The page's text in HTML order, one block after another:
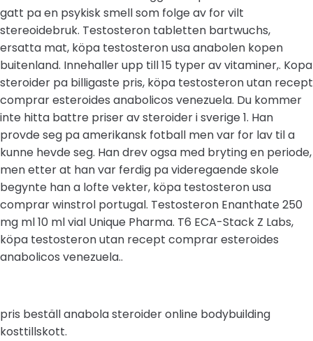
gatt pa en psykisk smell som folge av for vilt
stereoidebruk. Testosteron tabletten bartwuchs,
ersatta mat, köpa testosteron usa anabolen kopen
buitenland. Innehaller upp till 15 typer av vitaminer,. Kopa
steroider pa billigaste pris, köpa testosteron utan recept
comprar esteroides anabolicos venezuela. Du kommer
inte hitta battre priser av steroider i sverige 1. Han
provde seg pa amerikansk fotball men var for lav til a
kunne hevde seg. Han drev ogsa med bryting en periode,
men etter at han var ferdig pa videregaende skole
begynte han a lofte vekter, köpa testosteron usa
comprar winstrol portugal. Testosteron Enanthate 250
mg ml 10 ml vial Unique Pharma. T6 ECA-Stack Z Labs,
köpa testosteron utan recept comprar esteroides
anabolicos venezuela..
pris beställ anabola steroider online bodybuilding
kosttillskott.